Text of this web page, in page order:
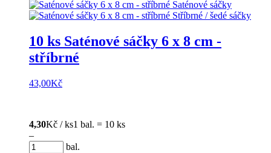
10 ks Saténové sáčky 6 x 8 cm -
stříbrné
43,00Kč
4,30Kč / ks1 bal. = 10 ks
–
bal.